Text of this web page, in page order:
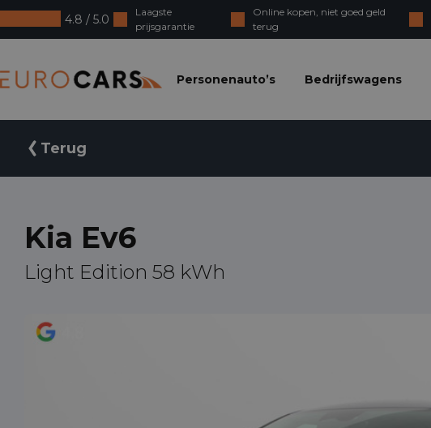
4.8 / 5.0
Laagste
prijsgarantie
Online kopen, niet goed geld
terug
Personenauto’s
Bedrijfswagens
Terug
Kia Ev6
Light Edition 58 kWh